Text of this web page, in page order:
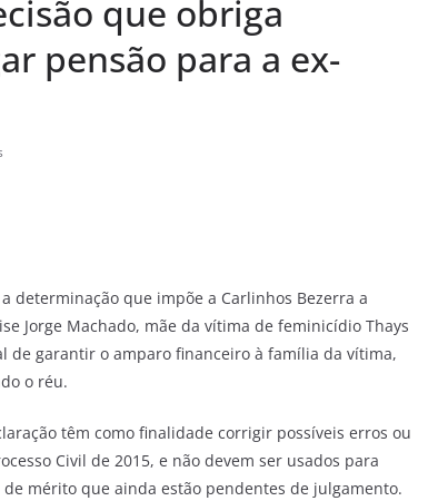
que obriga
pensão para a ex-
determinação que impõe a Carlinhos Bezerra a
Jorge Machado, mãe da vítima de feminicídio Thays
de garantir o amparo financeiro à família da vítima,
o réu.
têm como finalidade corrigir possíveis erros ou
Civil de 2015, e não devem ser usados para
mérito que ainda estão pendentes de julgamento.